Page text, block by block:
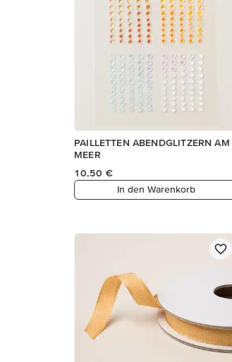
PAILLETTEN ABENDGLITZERN AM
MEER
10,50 €
In den Warenkorb